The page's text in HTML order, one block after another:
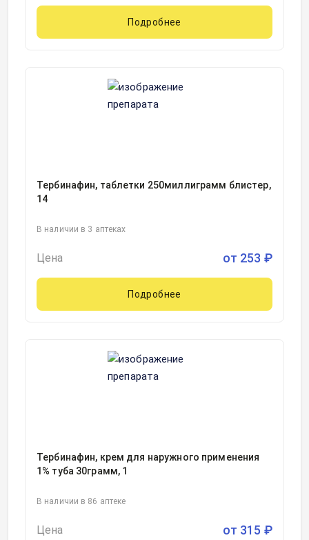
Подробнее
Тербинафин, таблетки 250миллиграмм блистер,
14
В наличии в 3 аптеках
Цена от 253 ₽
Подробнее
Тербинафин, крем для наружного применения
1% туба 30грамм, 1
В наличии в 86 аптеке
Цена от 315 ₽